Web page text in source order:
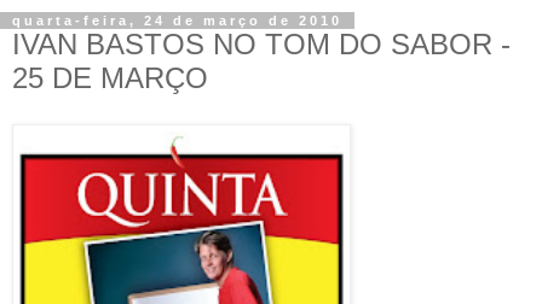
quarta-feira, 24 de março de 2010
IVAN BASTOS NO TOM DO SABOR -
25 DE MARÇO